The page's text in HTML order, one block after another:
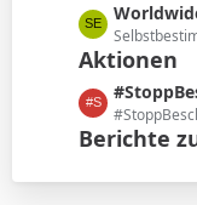
L
e
t
z
t
e
e
Aktionen
L
e
t
t
Berichte